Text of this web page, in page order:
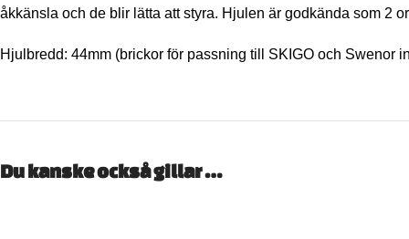
åkkänsla och de blir lätta att styra. Hjulen är godkända som 2
Hjulbredd: 44mm (brickor för passning till SKIGO och Swenor
Du kanske också gillar …